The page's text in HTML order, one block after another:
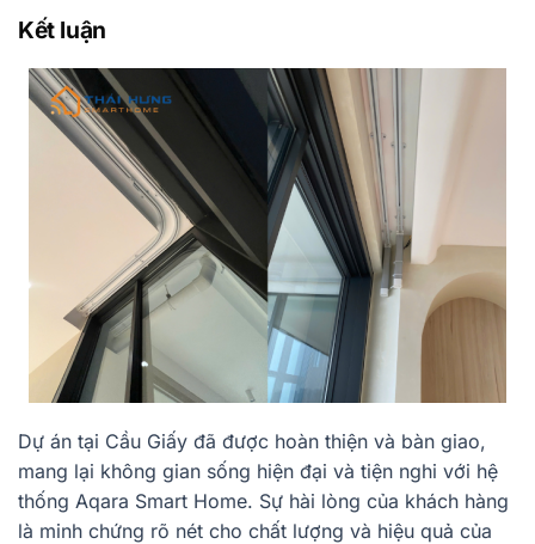
Kết luận
Dự án tại Cầu Giấy đã được hoàn thiện và bàn giao,
mang lại không gian sống hiện đại và tiện nghi với hệ
thống Aqara Smart Home. Sự hài lòng của khách hàng
là minh chứng rõ nét cho chất lượng và hiệu quả của